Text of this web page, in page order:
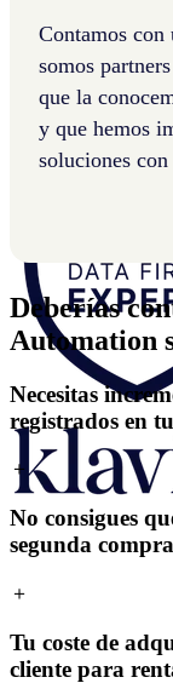
Contamos
somos
que la
y que hemos
soluciones
Conoce las
trabajamos
Deberías
Automation
Necesitas
registrados en
＋
No consigues
segunda compra
＋
Tu coste de
cliente para